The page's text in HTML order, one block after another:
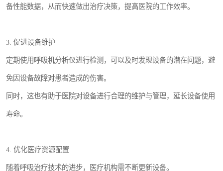
备性能数据，从而快速做出治疗决策，提高医院的工作效率。
3. 促进设备维护
定期使用呼吸机分析仪进行检测，可以及时发现设备的潜在问题，避
免因设备故障对患者造成的伤害。
同时，这也有助于医院对设备进行合理的维护与管理，延长设备使用
寿命。
4. 优化医疗资源配置
随着呼吸治疗技术的进步，医疗机构需不断更新设备。